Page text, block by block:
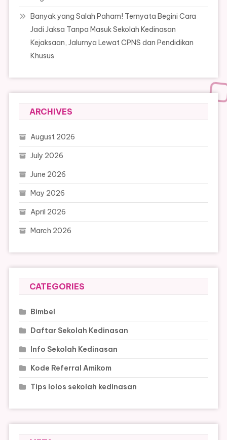
Banyak yang Salah Paham! Ternyata Begini Cara
Jadi Jaksa Tanpa Masuk Sekolah Kedinasan
Kejaksaan, Jalurnya Lewat CPNS dan Pendidikan
Khusus
ARCHIVES
August 2026
July 2026
June 2026
May 2026
April 2026
March 2026
CATEGORIES
Bimbel
Daftar Sekolah Kedinasan
Info Sekolah Kedinasan
Kode Referral Amikom
Tips lolos sekolah kedinasan